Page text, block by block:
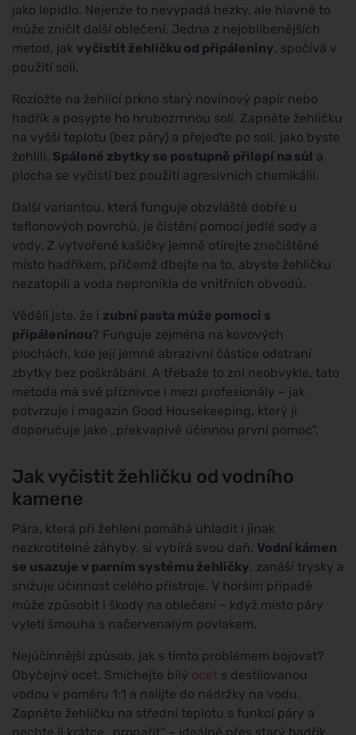
jako lepidlo. Nejenže to nevypadá hezky, ale hlavně to
může zničit další oblečení. Jedna z nejoblíbenějších
metod, jak vyčistit žehličku od připáleniny, spočívá v
použití soli.
Rozložte na žehlicí prkno starý novinový papír nebo
hadřík a posypte ho hrubozrnnou solí. Zapněte žehličku
na vyšší teplotu (bez páry) a přejeďte po soli, jako byste
žehlili. Spálené zbytky se postupně přilepí na sůl a
plocha se vyčistí bez použití agresivních chemikálií.
Další variantou, která funguje obzvláště dobře u
teflonových povrchů, je čistění pomocí jedlé sody a
vody. Z vytvořené kašičky jemně otírejte znečištěné
místo hadříkem, přičemž dbejte na to, abyste žehličku
nezatopili a voda nepronikla do vnitřních obvodů.
Věděli jste, že i zubní pasta může pomoci s
připáleninou? Funguje zejména na kovových
plochách, kde její jemné abrazivní částice odstraní
zbytky bez poškrábání. A třebaže to zní neobvykle, tato
metoda má své příznivce i mezi profesionály – jak
potvrzuje i magazín Good Housekeeping, který ji
doporučuje jako „překvapivě účinnou první pomoc".
Jak vyčistit žehličku od vodního
kamene
Pára, která při žehlení pomáhá uhladit i jinak
nezkrotitelné záhyby, si vybírá svou daň. Vodní kámen
se usazuje v parním systému žehličky, zanáší trysky a
snižuje účinnost celého přístroje. V horším případě
může způsobit i škody na oblečení – když místo páry
vyletí šmouha s načervenalým povlakem.
Nejúčinnější způsob, jak s tímto problémem bojovat?
Obyčejný ocet. Smíchejte bílý ocet s destilovanou
vodou v poměru 1:1 a nalijte do nádržky na vodu.
Zapněte žehličku na střední teplotu s funkcí páry a